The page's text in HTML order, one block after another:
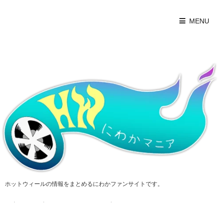
MENU
ホットウィールの情報をまとめるにわかファンサイトです。